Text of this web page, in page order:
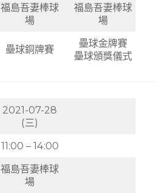
福島吾妻棒球
場
福島吾妻棒球
場
壘球銅牌賽
壘球金牌賽
壘球頒獎儀式
2021-07-28
(三)
11:00 – 14:00
福島吾妻棒球
場